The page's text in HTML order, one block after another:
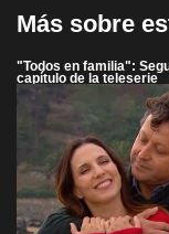
Más sobre
"Todos en familia":
capítulo de la teleserie